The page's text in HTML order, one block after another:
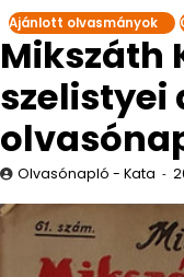
Ajánlott olvasmányok
Mikszáth
szelistyei
Olvasónapló - Kata